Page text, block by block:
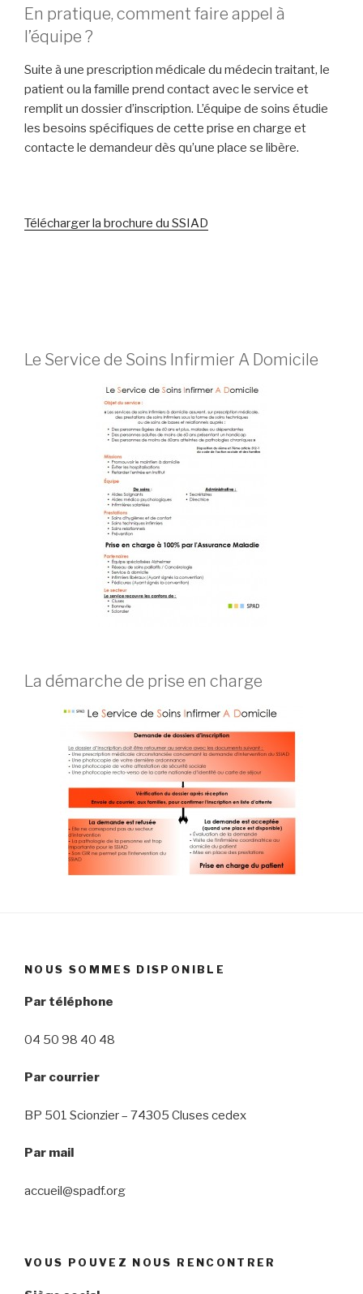
En pratique, comment faire appel à
l’équipe ?
Suite à une prescription médicale du médecin traitant, le
patient ou la famille prend contact avec le service et
remplit un dossier d’inscription. L’équipe de soins étudie
les besoins spécifiques de cette prise en charge et
contacte le demandeur dès qu’une place se libère.
Télécharger la brochure du SSIAD
Le Service de Soins Infirmier A Domicile
La démarche de prise en charge
NOUS SOMMES DISPONIBLE
Par téléphone
04 50 98 40 48
Par courrier
BP 501 Scionzier – 74305 Cluses cedex
Par mail
accueil@spadf.org
VOUS POUVEZ NOUS RENCONTRER